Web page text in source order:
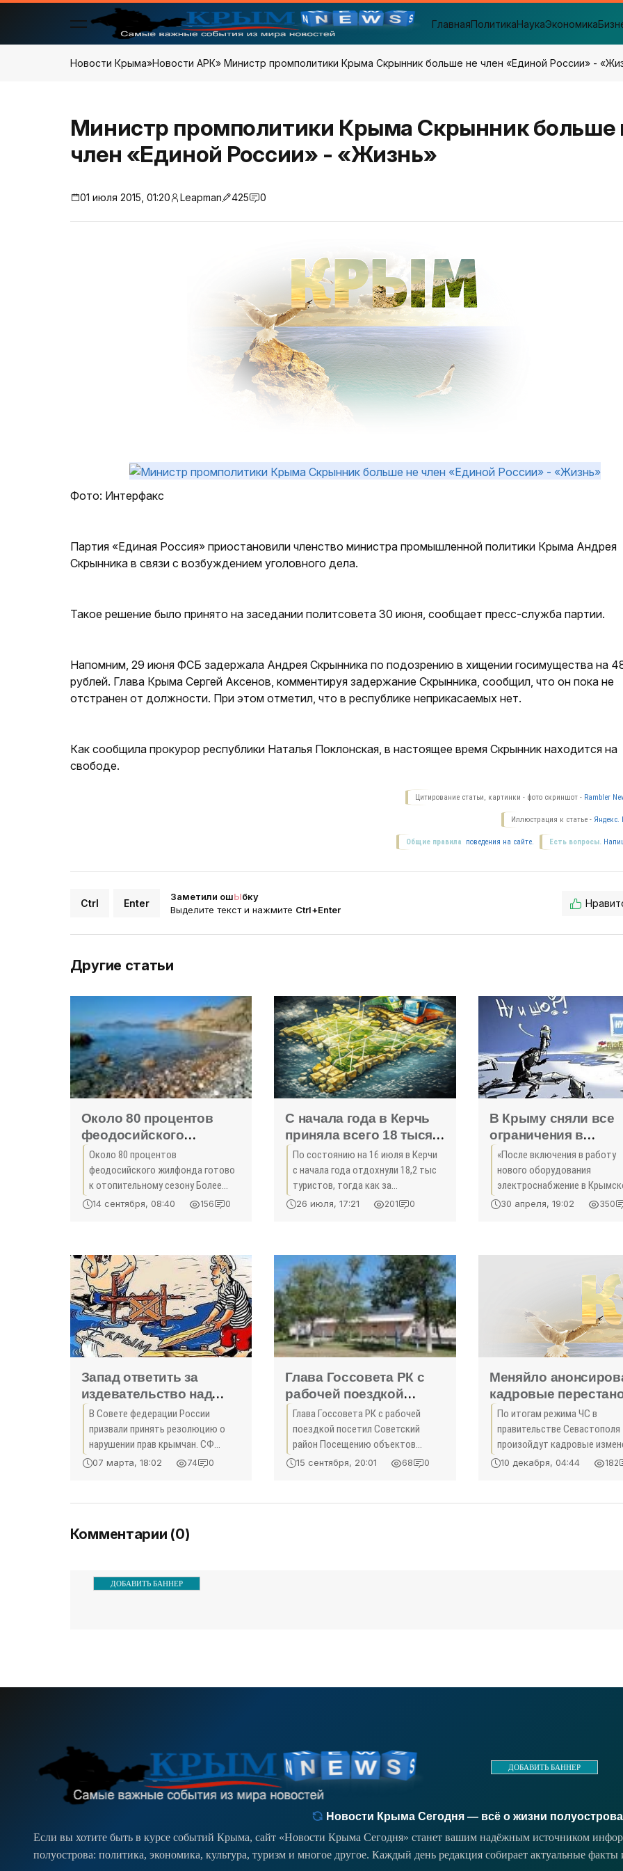
ГлавнаяПолитикаНаукаЭкономика
Новости Крыма»Новости АРК» Министр промполитики Крыма Скрынник больше не член «Единой России» -
Министр промполитики Крыма Скрынник больше
член «Единой России» - «Жизнь»
01 июля 2015, 01:20 Leapman 425 0
Фото: Интерфакс
Партия «Единая Россия» приостановили членство министра промышленной политики Крыма Андрея
Скрынника в связи с возбуждением уголовного дела.
Такое решение было принято на заседании политсовета 30 июня, сообщает пресс-служба партии.
Напомним, 29 июня ФСБ задержала Андрея Скрынника по подозрению в хищении госимущества на
рублей. Глава Крыма Сергей Аксенов, комментируя задержание Скрынника, сообщил, что он пока не
отстранен от должности. При этом отметил, что в республике неприкасаемых нет.
Как сообщила прокурор республики Наталья Поклонская, в настоящее время Скрынник находится на
свободе.
Цитирование статьи, картинки - фото скриншот - Rambler
Иллюстрация к статье - Яндекс.
Есть вопросы.
Общие правила поведения на сайте.
Ctrl Enter
Заметили ошЫбку
Выделите текст и нажмите Ctrl+Enter
Другие статьи
Около 80 процентов
феодосийского
жилфонда готово к
отопительному сезону -
«Политика»
Около 80 процентов
феодосийского жилфонда готово
к отопительному сезону Более
340 феодосийских
отопительному сезону, что
14 сентября, 08:40 156 0
С начала года в Керчь
приняла всего 18 тысяч
туристов - «Новости
Крыма»
По состоянию на 16 июля в Керчи
с начала года отдохнули 18,2 тыс
туристов, тогда как за
аналогичный период 2014 года –
26 июля, 17:21 201 0
В Крыму сняли все
ограничения в
электроснабжении -
«Экономика Крыма»
«После включения в работу
нового оборудования
электроснабжение в
энергосистеме даже в
30 апреля, 19:02 350
Запад ответить за
издевательство над
крымчанами -
«Экономика Крыма»
В Совете федерации России
призвали принять резолюцию о
нарушении прав крымчан. СФ
отмечают, что США, Украина и
санкции, которые причинили
07 марта, 18:02 74 0
Глава Госсовета РК с
рабочей поездкой
посетил Советский
район - «Политика»
Глава Госсовета РК с рабочей
поездкой посетил Советский
район Посещению объектов
образования и культурно-
главы высшего законодательного
15 сентября, 20:01 68 0
Меняйло
кадровые
в правительстве
Севастополя -
Крыма»
По итогам режима ЧС в
правительстве Севастополя
произойдут кадровые
Об этом журналистам заявил
10 декабря, 04:44 182
Комментарии (0)
ДОБАВИТЬ БАННЕР
ДОБАВИТЬ БАННЕР
Новости Крыма Сегодня — всё о жизни полуострова
Если вы хотите быть в курсе событий Крыма, сайт «Новости Крыма Сегодня» станет вашим надёжным источником
полуострова: политика, экономика, культура, туризм и многое другое. Каждый день редакция собирает актуальные